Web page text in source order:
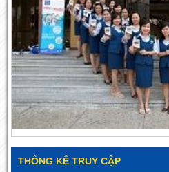
THỐNG KÊ TRUY CẬP